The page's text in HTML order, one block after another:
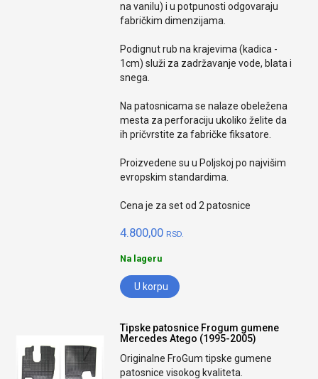
na vanilu) i u potpunosti odgovaraju
fabričkim dimenzijama.
Podignut rub na krajevima (kadica -
1cm) služi za zadržavanje vode, blata i
snega.
Na patosnicama se nalaze obeležena
mesta za perforaciju ukoliko želite da
ih pričvrstite za fabričke fiksatore.
Proizvedene su u Poljskoj po najvišim
evropskim standardima.
Cena je za set od 2 patosnice
4.800,00 RSD.
Na lageru
U korpu
Tipske patosnice Frogum gumene
Mercedes Atego (1995-2005)
Originalne FroGum tipske gumene
patosnice visokog kvaliteta.